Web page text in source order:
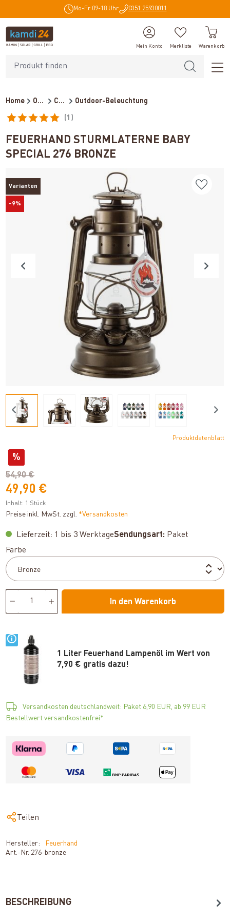
Mo-Fr 09-18 Uhr 0351 25930011
Mein Konto Merkliste Warenkorb
Home Outdoor Campingzubehör Outdoor-Beleuchtung
(1)
FEUERHAND STURMLATERNE BABY
SPECIAL 276 BRONZE
Varianten
-9%
Produktdatenblatt
%
54,90 €
49,90 €
Inhalt: 1 Stück
Preise inkl. MwSt. zzgl. *Versandkosten
Lieferzeit: 1 bis 3 WerktageSendungsart: Paket
Farbe
In den Warenkorb
1 Liter Feuerhand Lampenöl im Wert von
7,90 € gratis dazu!
Versandkosten deutschlandweit: Paket 6,90 EUR, ab 99 EUR
Bestellwert versandkostenfrei*
Teilen
Hersteller:
Feuerhand
Art.-Nr. 276-bronze
BESCHREIBUNG